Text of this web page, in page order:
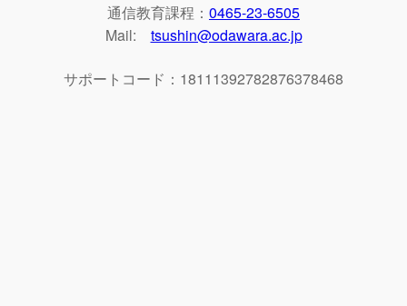
通信教育課程： 0465-23-6505
Mail: tsushin@odawara.ac.jp
サポートコード：18111392782876378468